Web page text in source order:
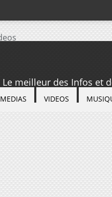
Le meilleur des Infos et
MEDIAS VIDEOS